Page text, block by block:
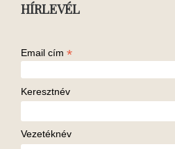
HÍRLEVÉL
Email cím *
Keresztnév
Vezetéknév